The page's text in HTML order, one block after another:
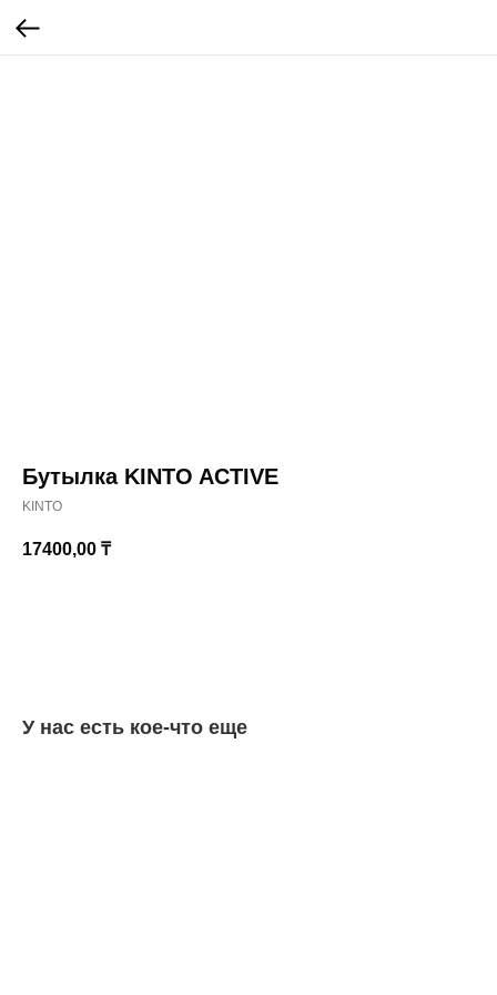
Бутылка KINTO ACTIVE
KINTO
17400,00 ₸
У нас есть кое-что еще